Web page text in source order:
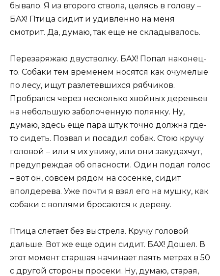
бывало. Я из второго ствола, целясь в голову –
БАХ! Птица сидит и удивленно на меня
смотрит. Да, думаю, так еще не складывалось.
Перезаряжаю двустволку. БАХ! Попал наконец-
то. Собаки тем временем носятся как очумелые
по лесу, ищут разлетевшихся рябчиков.
Пробрался через несколько хвойных деревьев
на небольшую заболоченную полянку. Ну,
думаю, здесь еще пара штук точно должна где-
то сидеть. Позвал и посадил собак. Стою кручу
головой – или я их увижу, или они закудахчут,
предупреждая об опасности. Один подал голос
– вот он, совсем рядом на сосенке, сидит
вполдерева. Уже почти я взял его на мушку, как
собаки с воплями бросаются к дереву.
Птица слетает без выстрела. Кручу головой
дальше. Вот же еще один сидит. БАХ! Дошел. В
этот момент старшая начинает лаять метрах в 50
с другой стороны просеки. Ну, думаю, старая,